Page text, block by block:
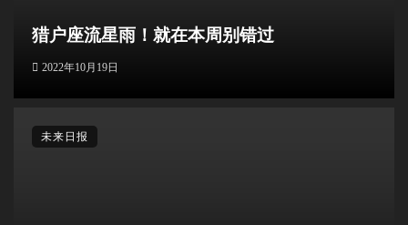
猎户座流星雨！就在本周别错过
2022年10月19日
未来日报